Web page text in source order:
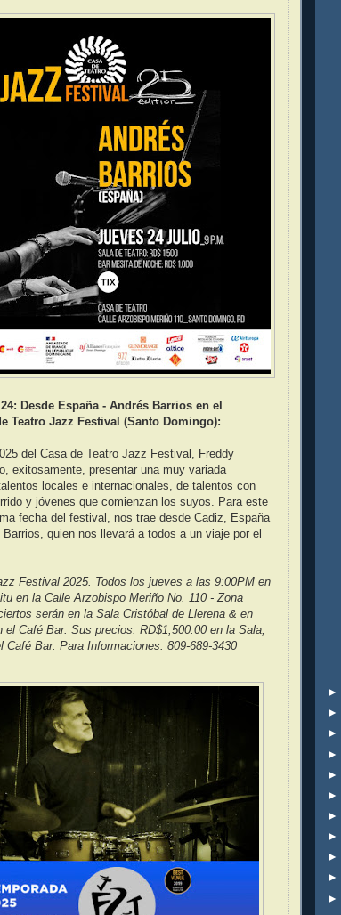
Desde España - Andrés Barrios en el
Teatro Jazz Festival (Santo Domingo):
del Casa de Teatro Jazz Festival, Freddy
exitosamente, presentar una muy variada
locales e internacionales, de talentos con
y jóvenes que comienzan los suyos. Para este
fecha del festival, nos trae desde Cadiz, España
quien nos llevará a todos a un viaje por el
Festival 2025. Todos los jueves a las 9:00PM en
en la Calle Arzobispo Meriño No. 110 - Zona
serán en la Sala Cristóbal de Llerena & en
el Café Bar. Sus precios: RD$1,500.00 en la Sala;
Café Bar. Para Informaciones: 809-689-3430
►
►
►
►
►
►
►
►
►
►
►